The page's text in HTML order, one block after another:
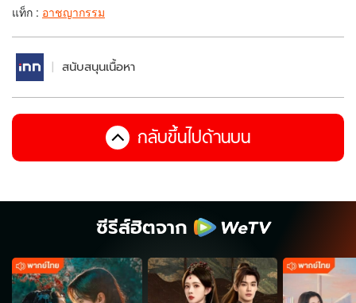
แท็ก : อาชญากรรม
สนับสนุนเนื้อหา
กลับขึ้นไปด้านบน
ซีรีส์ฮิตจาก